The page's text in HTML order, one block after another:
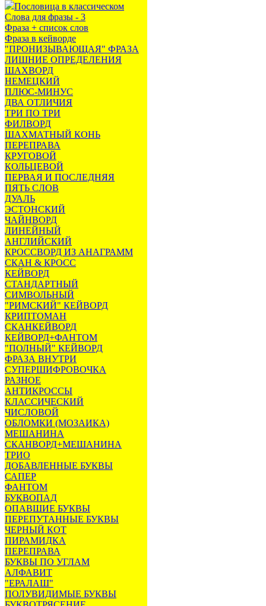
Пословица в классическом
Слова для фразы - 3
Фраза + список слов
Фраза в кейворде
"ПРОНИЗЫВАЮЩАЯ" ФРАЗА
ЛИШНИЕ ОПРЕДЕЛЕНИЯ
ШАХВОРД
НЕМЕЦКИЙ
ПЛЮС-МИНУС
ДВА ОТЛИЧИЯ
ТРИ ПО ТРИ
ФИЛВОРД
ШАХМАТНЫЙ КОНЬ
ПЕРЕПРАВА
КРУГОВОЙ
КОЛЬЦЕВОЙ
ПЕРВАЯ И ПОСЛЕДНЯЯ
ПЯТЬ СЛОВ
ДУАЛЬ
ЭСТОНСКИЙ
ЧАЙНВОРД
ЛИНЕЙНЫЙ
АНГЛИЙСКИЙ
КРОССВОРД ИЗ АНАГРАММ
СКАН & КРОСС
КЕЙВОРД
СТАНДАРТНЫЙ
СИМВОЛЬНЫЙ
"РИМСКИЙ" КЕЙВОРД
КРИПТОМАН
СКАНКЕЙВОРД
КЕЙВОРД+ФАНТОМ
"ПОЛНЫЙ" КЕЙВОРД
ФРАЗА ВНУТРИ
СУПЕРШИФРОВОЧКА
РАЗНОЕ
АНТИКРОССЫ
КЛАССИЧЕСКИЙ
ЧИСЛОВОЙ
ОБЛОМКИ (МОЗАИКА)
МЕШАНИНА
СКАНВОРД+МЕШАНИНА
ТРИО
ДОБАВЛЕННЫЕ БУКВЫ
САПЕР
ФАНТОМ
БУКВОПАД
ОПАВШИЕ БУКВЫ
ПЕРЕПУТАННЫЕ БУКВЫ
ЧЕРНЫЙ КОТ
ПИРАМИДКА
ПЕРЕПРАВА
БУКВЫ ПО УГЛАМ
АЛФАВИТ
"ЕРАЛАШ"
ПОЛУВИДИМЫЕ БУКВЫ